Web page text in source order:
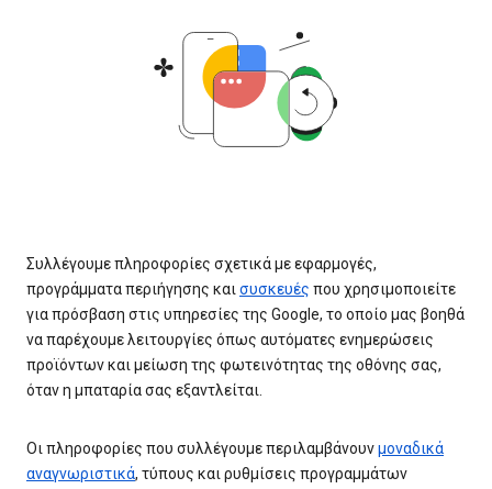
Συλλέγουμε πληροφορίες σχετικά με εφαρμογές,
προγράμματα περιήγησης καισυσκευές που χρησιμοποιείτε
για πρόσβαση στις υπηρεσίες της Google, το οποίο μας βοηθά
να παρέχουμε λειτουργίες όπως αυτόματες ενημερώσεις
προϊόντων και μείωση της φωτεινότητας της οθόνης σας,
όταν η μπαταρία σας εξαντλείται.
Οι πληροφορίες που συλλέγουμε περιλαμβάνουνμοναδικά
αναγνωριστικά, τύπους και ρυθμίσεις προγραμμάτων